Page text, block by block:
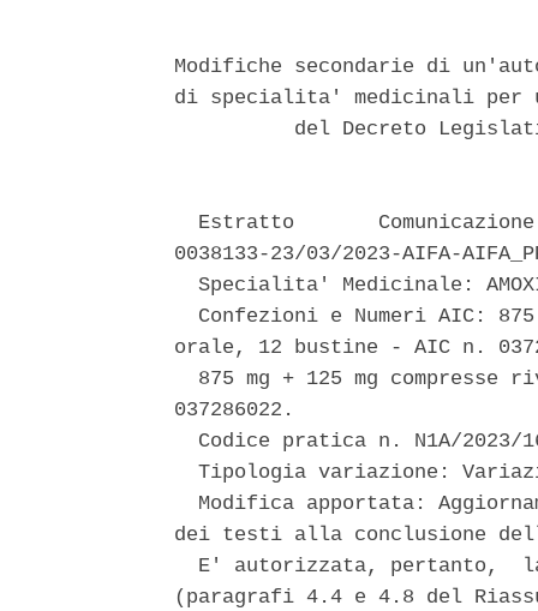
Modifiche secondarie di
di specialita' medicinali per
del Decreto
Estratto
0038133-23/03/2023-AIFA-
Specialita' Medicinale:
Confezioni e Numeri AIC:
orale, 12 bustine - AIC n.
875 mg + 125 mg compresse
037286022.
Codice pratica n. N1A/2023/
Tipologia variazione:
Modifica apportata:
dei testi alla conclusione della
E' autorizzata, pertanto,
(paragrafi 4.4 e 4.8 del